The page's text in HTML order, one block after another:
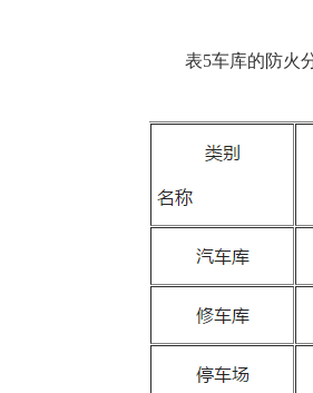
表5车库的防火